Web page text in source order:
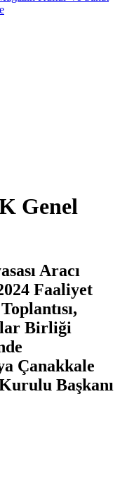
Genel
Aracı
Faaliyet
Birliği
Çanakkale
Başkanı